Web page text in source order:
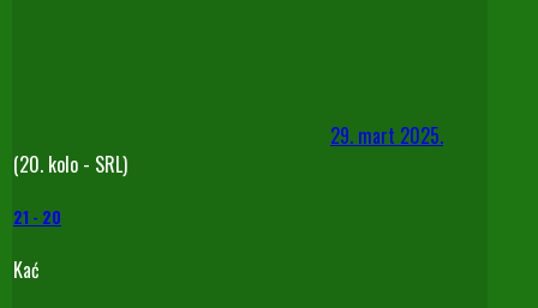
29. mart 2025.
(20. kolo - SRL)
21 - 20
Kać